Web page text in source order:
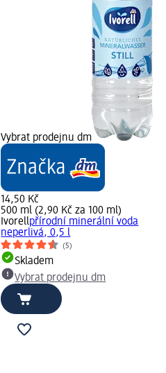
Vybrat prodejnu dm
14,50 Kč
500 ml (2,90 Kč za 100 ml)
Ivorellpřírodní minerální voda
neperlivá, 0,5 l
(5)
Skladem
Vybrat prodejnu dm